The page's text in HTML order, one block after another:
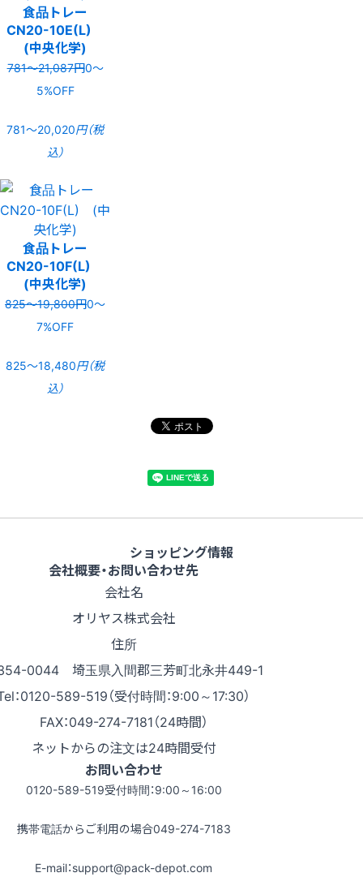
食品トレー
CN20-10E(L)
(中央化学)
781〜21,087円0〜
5%OFF
781〜20,020円（税
込）
食品トレー
CN20-10F(L)
(中央化学)
825〜19,800円0〜
7%OFF
825〜18,480円（税
込）
ショッピング情報
会社概要・お問い合わせ先
会社名
オリヤス株式会社
住所
0044 埼玉県入間郡三芳町北永井449-1
：0120-589-519（受付時間：9:00～17:30）
FAX：049-274-7181（24時間）
ネットからの注文は24時間受付
お問い合わせ
0120-589-519受付時間：9:00～16:00
携帯電話からご利用の場合049-274-7183
E-mail：support@pack-depot.com